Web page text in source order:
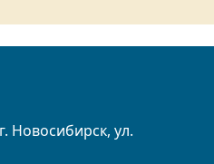
Новосибирск, ул.